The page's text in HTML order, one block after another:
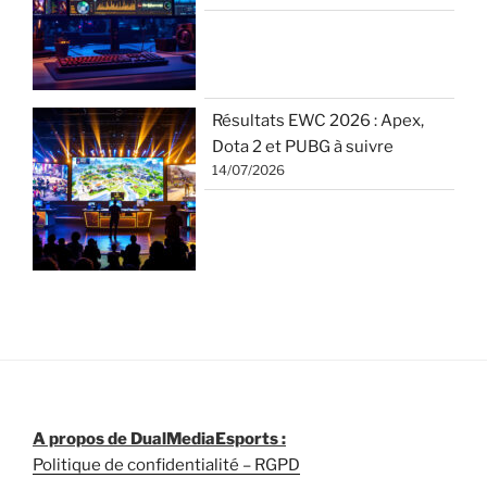
Résultats EWC 2026 : Apex,
Dota 2 et PUBG à suivre
14/07/2026
A propos de DualMediaEsports :
Politique de confidentialité – RGPD